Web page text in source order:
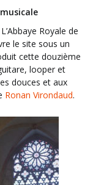
Royale de
le site sous un
cette douzième
looper et
douces et aux
Ronan Virondaud.